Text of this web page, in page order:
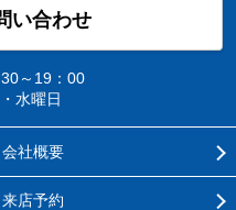
い合わせ
～19：00
水曜日
会社概要
来店予約